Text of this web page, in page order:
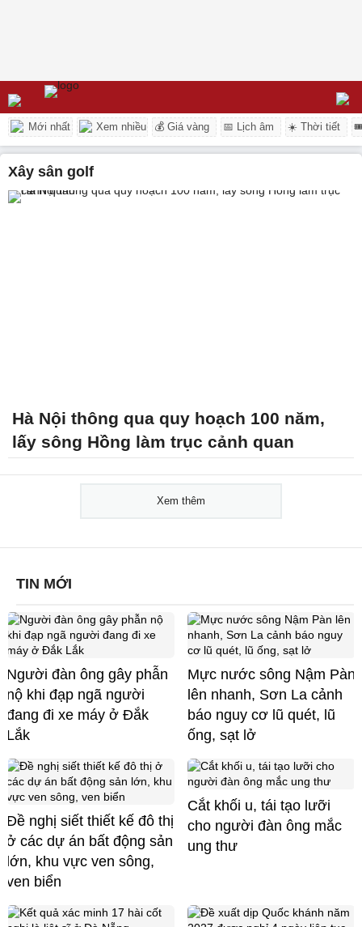
Mới nhất Xem nhiều 💰 Giá vàng 📅 Lịch âm ☀️ Thời tiết
xây sân golf
Hà Nội thông qua quy hoạch 100 năm,
lấy sông Hồng làm trục cảnh quan
Xem thêm
TIN MỚI
Người đàn ông gây phẫn
nộ khi đạp ngã người
đang đi xe máy ở Đắk
Lắk
Mực nước sông Nậm Pàn
lên nhanh, Sơn La cảnh
báo nguy cơ lũ quét, lũ
ống, sạt lở
Đề nghị siết thiết kế đô thị
ở các dự án bất động sản
lớn, khu vực ven sông,
ven biển
Cắt khối u, tái tạo lưỡi
cho người đàn ông mắc
ung thư